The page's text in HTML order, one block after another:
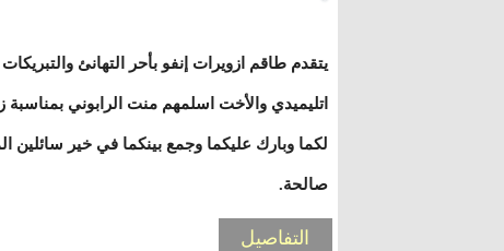
يتقدم طاقم ازويرات إنفو بأحر التهانئ
اتليميدي والأخت اسلمهم منت الرابوني بمناسبة
لكما وبارك عليكما وجمع بينكما في خير سائلين
صالحة.
التفاصيل